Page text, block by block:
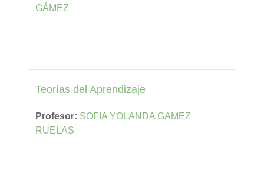
GÁMEZ
Teorías del Aprendizaje
Profesor: SOFIA YOLANDA GAMEZ
RUELAS